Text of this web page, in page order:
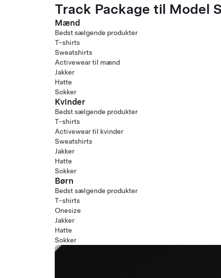
Track Package til Model
Mænd
Bedst sælgende produkter
T-shirts
Sweatshirts
Activewear til mænd
Jakker
Hatte
Sokker
Kvinder
Bedst sælgende produkter
T-shirts
Activewear til kvinder
Sweatshirts
Jakker
Hatte
Sokker
Børn
Bedst sælgende produkter
T-shirts
Onesize
Jakker
Hatte
Sokker